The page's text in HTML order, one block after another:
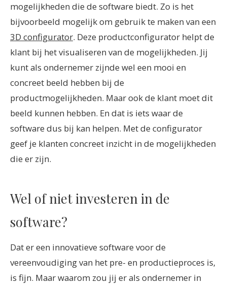
mogelijkheden die de software biedt. Zo is het
bijvoorbeeld mogelijk om gebruik te maken van een
3D configurator. Deze productconfigurator helpt de
klant bij het visualiseren van de mogelijkheden. Jij
kunt als ondernemer zijnde wel een mooi en
concreet beeld hebben bij de
productmogelijkheden. Maar ook de klant moet dit
beeld kunnen hebben. En dat is iets waar de
software dus bij kan helpen. Met de configurator
geef je klanten concreet inzicht in de mogelijkheden
die er zijn.
Wel of niet investeren in de
software?
Dat er een innovatieve software voor de
vereenvoudiging van het pre- en productieproces is,
is fijn. Maar waarom zou jij er als ondernemer in